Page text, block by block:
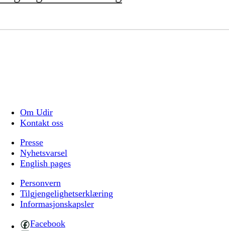
Om Udir
Kontakt oss
Presse
Nyhetsvarsel
English pages
Personvern
Tilgjengelighetserklæring
Informasjonskapsler
Facebook